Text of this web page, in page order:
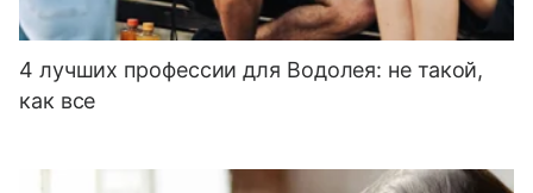
4 лучших профессии для Водолея: не такой,
как все